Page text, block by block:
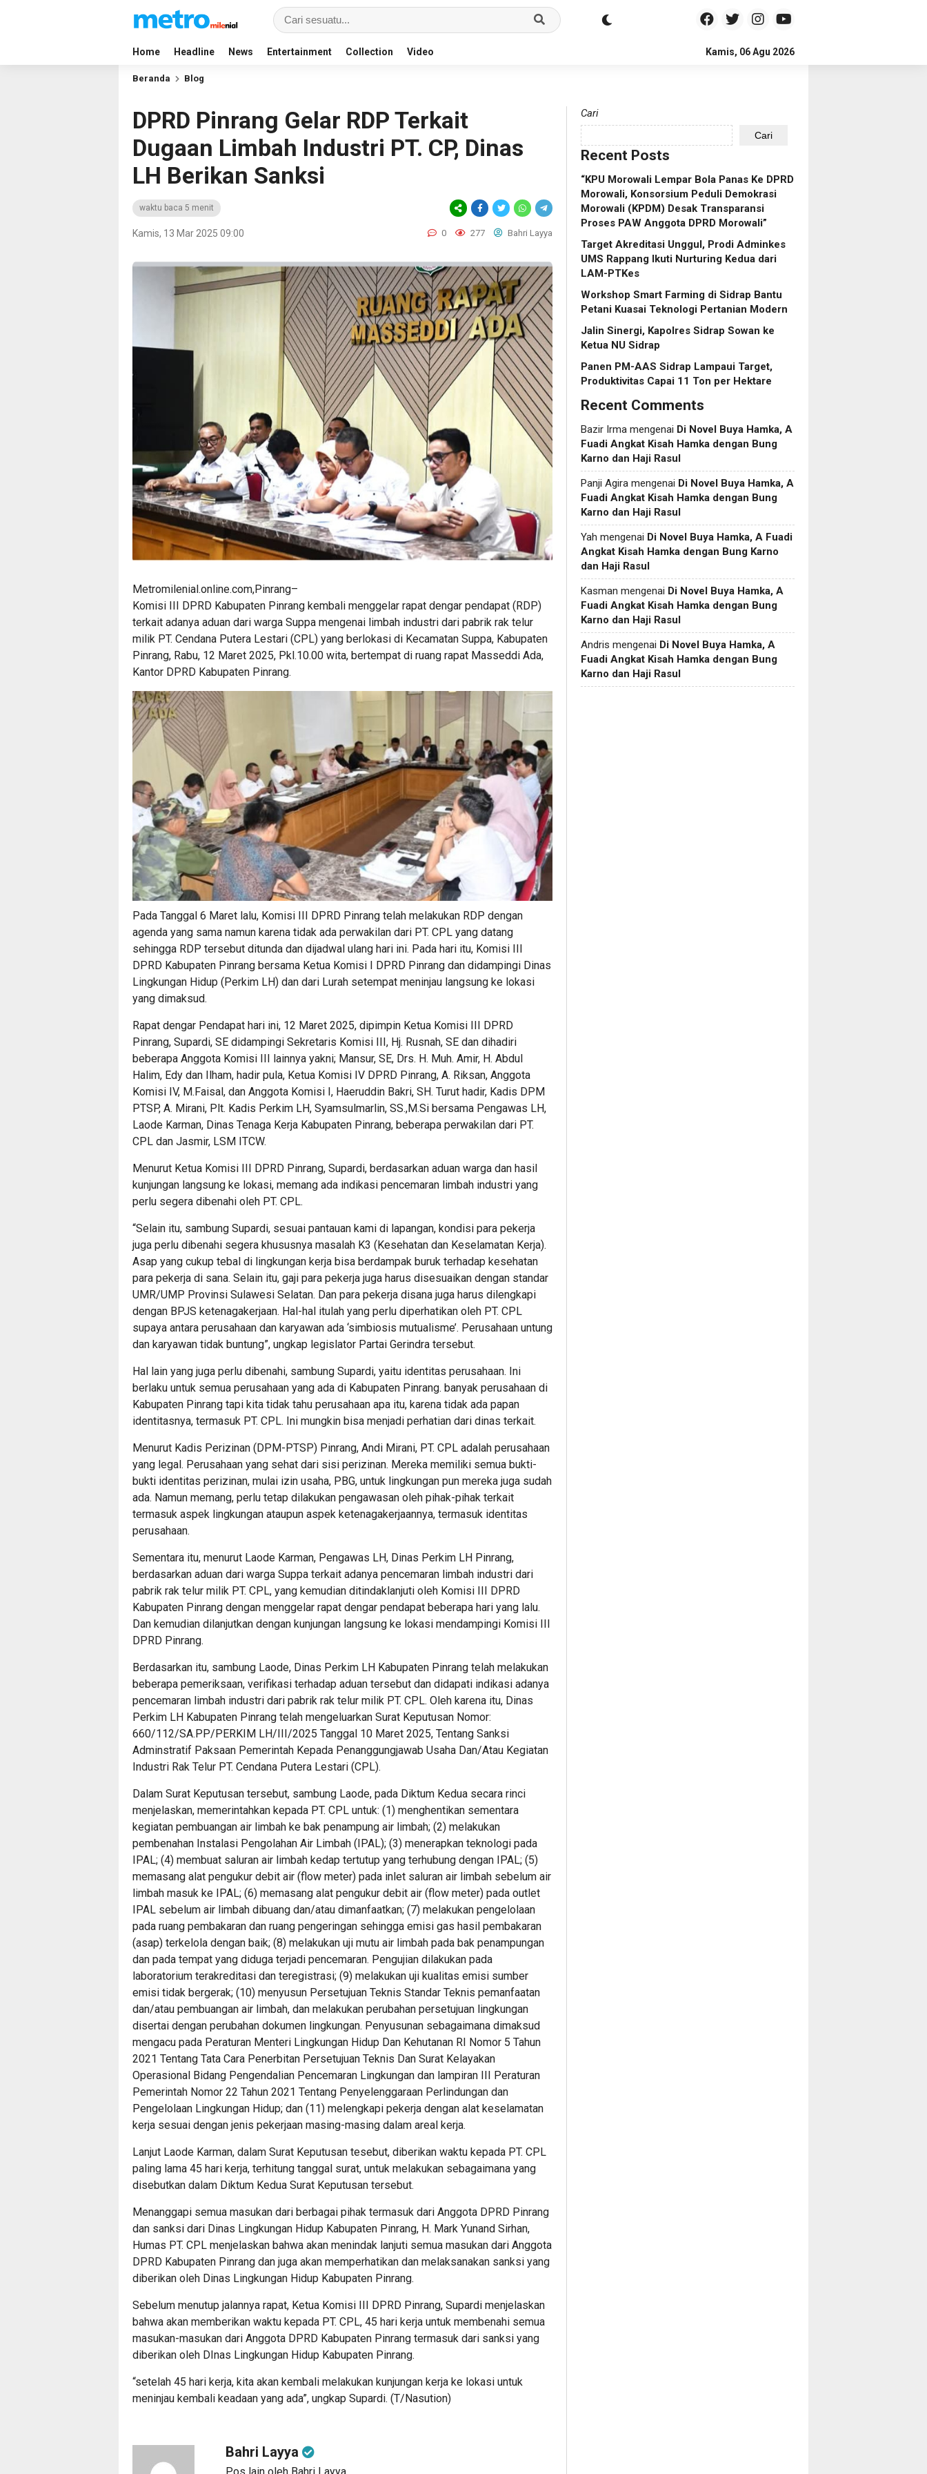
Home Headline News Entertainment Collection Video Kamis, 06 Agu 2026
Beranda Blog
DPRD Pinrang Gelar RDP Terkait
Dugaan Limbah Industri PT. CP, Dinas
LH Berikan Sanksi
waktu baca 5 menit
Kamis, 13 Mar 2025 09:00 0 277 Bahri Layya
Metromilenial.online.com,Pinrang–
Komisi III DPRD Kabupaten Pinrang kembali menggelar rapat dengar pendapat (RDP)
terkait adanya aduan dari warga Suppa mengenai limbah industri dari pabrik rak telur
milik PT. Cendana Putera Lestari (CPL) yang berlokasi di Kecamatan Suppa, Kabupaten
Pinrang, Rabu, 12 Maret 2025, Pkl.10.00 wita, bertempat di ruang rapat Masseddi Ada,
Kantor DPRD Kabupaten Pinrang.
Pada Tanggal 6 Maret lalu, Komisi III DPRD Pinrang telah melakukan RDP dengan
agenda yang sama namun karena tidak ada perwakilan dari PT. CPL yang datang
sehingga RDP tersebut ditunda dan dijadwal ulang hari ini. Pada hari itu, Komisi III
DPRD Kabupaten Pinrang bersama Ketua Komisi I DPRD Pinrang dan didampingi Dinas
Lingkungan Hidup (Perkim LH) dan dari Lurah setempat meninjau langsung ke lokasi
yang dimaksud.
Rapat dengar Pendapat hari ini, 12 Maret 2025, dipimpin Ketua Komisi III DPRD
Pinrang, Supardi, SE didampingi Sekretaris Komisi III, Hj. Rusnah, SE dan dihadiri
beberapa Anggota Komisi III lainnya yakni; Mansur, SE, Drs. H. Muh. Amir, H. Abdul
Halim, Edy dan Ilham, hadir pula, Ketua Komisi IV DPRD Pinrang, A. Riksan, Anggota
Komisi IV, M.Faisal, dan Anggota Komisi I, Haeruddin Bakri, SH. Turut hadir, Kadis DPM
PTSP, A. Mirani, Plt. Kadis Perkim LH, Syamsulmarlin, SS.,M.Si bersama Pengawas LH,
Laode Karman, Dinas Tenaga Kerja Kabupaten Pinrang, beberapa perwakilan dari PT.
CPL dan Jasmir, LSM ITCW.
Menurut Ketua Komisi III DPRD Pinrang, Supardi, berdasarkan aduan warga dan hasil
kunjungan langsung ke lokasi, memang ada indikasi pencemaran limbah industri yang
perlu segera dibenahi oleh PT. CPL.
“Selain itu, sambung Supardi, sesuai pantauan kami di lapangan, kondisi para pekerja
juga perlu dibenahi segera khususnya masalah K3 (Kesehatan dan Keselamatan Kerja).
Asap yang cukup tebal di lingkungan kerja bisa berdampak buruk terhadap kesehatan
para pekerja di sana. Selain itu, gaji para pekerja juga harus disesuaikan dengan standar
UMR/UMP Provinsi Sulawesi Selatan. Dan para pekerja disana juga harus dilengkapi
dengan BPJS ketenagakerjaan. Hal-hal itulah yang perlu diperhatikan oleh PT. CPL
supaya antara perusahaan dan karyawan ada ‘simbiosis mutualisme’. Perusahaan untung
dan karyawan tidak buntung”, ungkap legislator Partai Gerindra tersebut.
Hal lain yang juga perlu dibenahi, sambung Supardi, yaitu identitas perusahaan. Ini
berlaku untuk semua perusahaan yang ada di Kabupaten Pinrang. banyak perusahaan di
Kabupaten Pinrang tapi kita tidak tahu perusahaan apa itu, karena tidak ada papan
identitasnya, termasuk PT. CPL. Ini mungkin bisa menjadi perhatian dari dinas terkait.
Menurut Kadis Perizinan (DPM-PTSP) Pinrang, Andi Mirani, PT. CPL adalah perusahaan
yang legal. Perusahaan yang sehat dari sisi perizinan. Mereka memiliki semua bukti-
bukti identitas perizinan, mulai izin usaha, PBG, untuk lingkungan pun mereka juga sudah
ada. Namun memang, perlu tetap dilakukan pengawasan oleh pihak-pihak terkait
termasuk aspek lingkungan ataupun aspek ketenagakerjaannya, termasuk identitas
perusahaan.
Sementara itu, menurut Laode Karman, Pengawas LH, Dinas Perkim LH Pinrang,
berdasarkan aduan dari warga Suppa terkait adanya pencemaran limbah industri dari
pabrik rak telur milik PT. CPL, yang kemudian ditindaklanjuti oleh Komisi III DPRD
Kabupaten Pinrang dengan menggelar rapat dengar pendapat beberapa hari yang lalu.
Dan kemudian dilanjutkan dengan kunjungan langsung ke lokasi mendampingi Komisi III
DPRD Pinrang.
Berdasarkan itu, sambung Laode, Dinas Perkim LH Kabupaten Pinrang telah melakukan
beberapa pemeriksaan, verifikasi terhadap aduan tersebut dan didapati indikasi adanya
pencemaran limbah industri dari pabrik rak telur milik PT. CPL. Oleh karena itu, Dinas
Perkim LH Kabupaten Pinrang telah mengeluarkan Surat Keputusan Nomor:
660/112/SA.PP/PERKIM LH/III/2025 Tanggal 10 Maret 2025, Tentang Sanksi
Adminstratif Paksaan Pemerintah Kepada Penanggungjawab Usaha Dan/Atau Kegiatan
Industri Rak Telur PT. Cendana Putera Lestari (CPL).
Dalam Surat Keputusan tersebut, sambung Laode, pada Diktum Kedua secara rinci
menjelaskan, memerintahkan kepada PT. CPL untuk: (1) menghentikan sementara
kegiatan pembuangan air limbah ke bak penampung air limbah; (2) melakukan
pembenahan Instalasi Pengolahan Air Limbah (IPAL); (3) menerapkan teknologi pada
IPAL; (4) membuat saluran air limbah kedap tertutup yang terhubung dengan IPAL; (5)
memasang alat pengukur debit air (flow meter) pada inlet saluran air limbah sebelum air
limbah masuk ke IPAL; (6) memasang alat pengukur debit air (flow meter) pada outlet
IPAL sebelum air limbah dibuang dan/atau dimanfaatkan; (7) melakukan pengelolaan
pada ruang pembakaran dan ruang pengeringan sehingga emisi gas hasil pembakaran
(asap) terkelola dengan baik; (8) melakukan uji mutu air limbah pada bak penampungan
dan pada tempat yang diduga terjadi pencemaran. Pengujian dilakukan pada
laboratorium terakreditasi dan teregistrasi; (9) melakukan uji kualitas emisi sumber
emisi tidak bergerak; (10) menyusun Persetujuan Teknis Standar Teknis pemanfaatan
dan/atau pembuangan air limbah, dan melakukan perubahan persetujuan lingkungan
disertai dengan perubahan dokumen lingkungan. Penyusunan sebagaimana dimaksud
mengacu pada Peraturan Menteri Lingkungan Hidup Dan Kehutanan RI Nomor 5 Tahun
2021 Tentang Tata Cara Penerbitan Persetujuan Teknis Dan Surat Kelayakan
Operasional Bidang Pengendalian Pencemaran Lingkungan dan lampiran III Peraturan
Pemerintah Nomor 22 Tahun 2021 Tentang Penyelenggaraan Perlindungan dan
Pengelolaan Lingkungan Hidup; dan (11) melengkapi pekerja dengan alat keselamatan
kerja sesuai dengan jenis pekerjaan masing-masing dalam areal kerja.
Lanjut Laode Karman, dalam Surat Keputusan tesebut, diberikan waktu kepada PT. CPL
paling lama 45 hari kerja, terhitung tanggal surat, untuk melakukan sebagaimana yang
disebutkan dalam Diktum Kedua Surat Keputusan tersebut.
Menanggapi semua masukan dari berbagai pihak termasuk dari Anggota DPRD Pinrang
dan sanksi dari Dinas Lingkungan Hidup Kabupaten Pinrang, H. Mark Yunand Sirhan,
Humas PT. CPL menjelaskan bahwa akan menindak lanjuti semua masukan dari Anggota
DPRD Kabupaten Pinrang dan juga akan memperhatikan dan melaksanakan sanksi yang
diberikan oleh Dinas Lingkungan Hidup Kabupaten Pinrang.
Sebelum menutup jalannya rapat, Ketua Komisi III DPRD Pinrang, Supardi menjelaskan
bahwa akan memberikan waktu kepada PT. CPL, 45 hari kerja untuk membenahi semua
masukan-masukan dari Anggota DPRD Kabupaten Pinrang termasuk dari sanksi yang
diberikan oleh DInas Lingkungan Hidup Kabupaten Pinrang.
“setelah 45 hari kerja, kita akan kembali melakukan kunjungan kerja ke lokasi untuk
meninjau kembali keadaan yang ada”, ungkap Supardi. (T/Nasution)
Bahri Layya
Cari
Cari
Recent Posts
“KPU Morowali Lempar Bola Panas Ke DPRD
Morowali, Konsorsium Peduli Demokrasi
Morowali (KPDM) Desak Transparansi
Proses PAW Anggota DPRD Morowali”
Target Akreditasi Unggul, Prodi Adminkes
UMS Rappang Ikuti Nurturing Kedua dari
LAM-PTKes
Workshop Smart Farming di Sidrap Bantu
Petani Kuasai Teknologi Pertanian Modern
Jalin Sinergi, Kapolres Sidrap Sowan ke
Ketua NU Sidrap
Panen PM-AAS Sidrap Lampaui Target,
Produktivitas Capai 11 Ton per Hektare
Recent Comments
Bazir Irma mengenai Di Novel Buya Hamka, A
Fuadi Angkat Kisah Hamka dengan Bung
Karno dan Haji Rasul
Panji Agira mengenai Di Novel Buya Hamka, A
Fuadi Angkat Kisah Hamka dengan Bung
Karno dan Haji Rasul
Yah mengenai Di Novel Buya Hamka, A Fuadi
Angkat Kisah Hamka dengan Bung Karno
dan Haji Rasul
Kasman mengenai Di Novel Buya Hamka, A
Fuadi Angkat Kisah Hamka dengan Bung
Karno dan Haji Rasul
Andris mengenai Di Novel Buya Hamka, A
Fuadi Angkat Kisah Hamka dengan Bung
Karno dan Haji Rasul